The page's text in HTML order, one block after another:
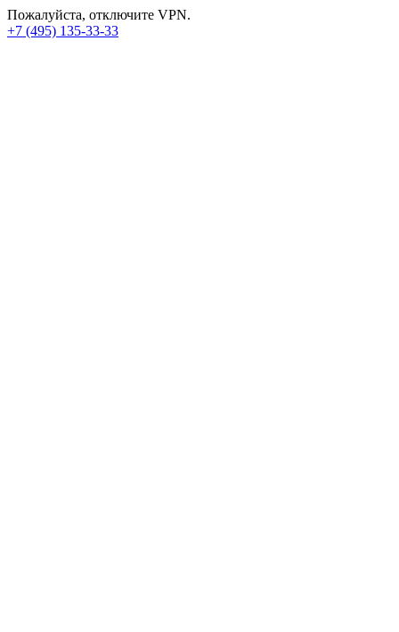
Пожалуйста, отключите VPN.
+7 (495) 135-33-33